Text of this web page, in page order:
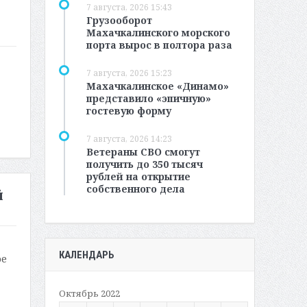
7 августа, 2026 15:43
Грузооборот
Махачкалинского морского
порта вырос в полтора раза
7 августа, 2026 15:23
Махачкалинское «Динамо»
представило «эпичную»
гостевую форму
7 августа, 2026 14:23
Ветераны СВО смогут
получить до 350 тысяч
рублей на открытие
собственного дела
КАЛЕНДАРЬ
Октябрь 2022